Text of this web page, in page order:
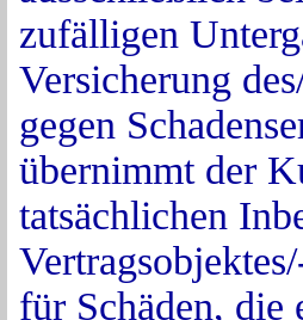
zufälligen
Versicherung
gegen
übernimmt der
tatsächlichen
für Schäden, die